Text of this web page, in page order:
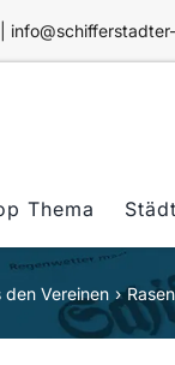
Thema
den Vereinen